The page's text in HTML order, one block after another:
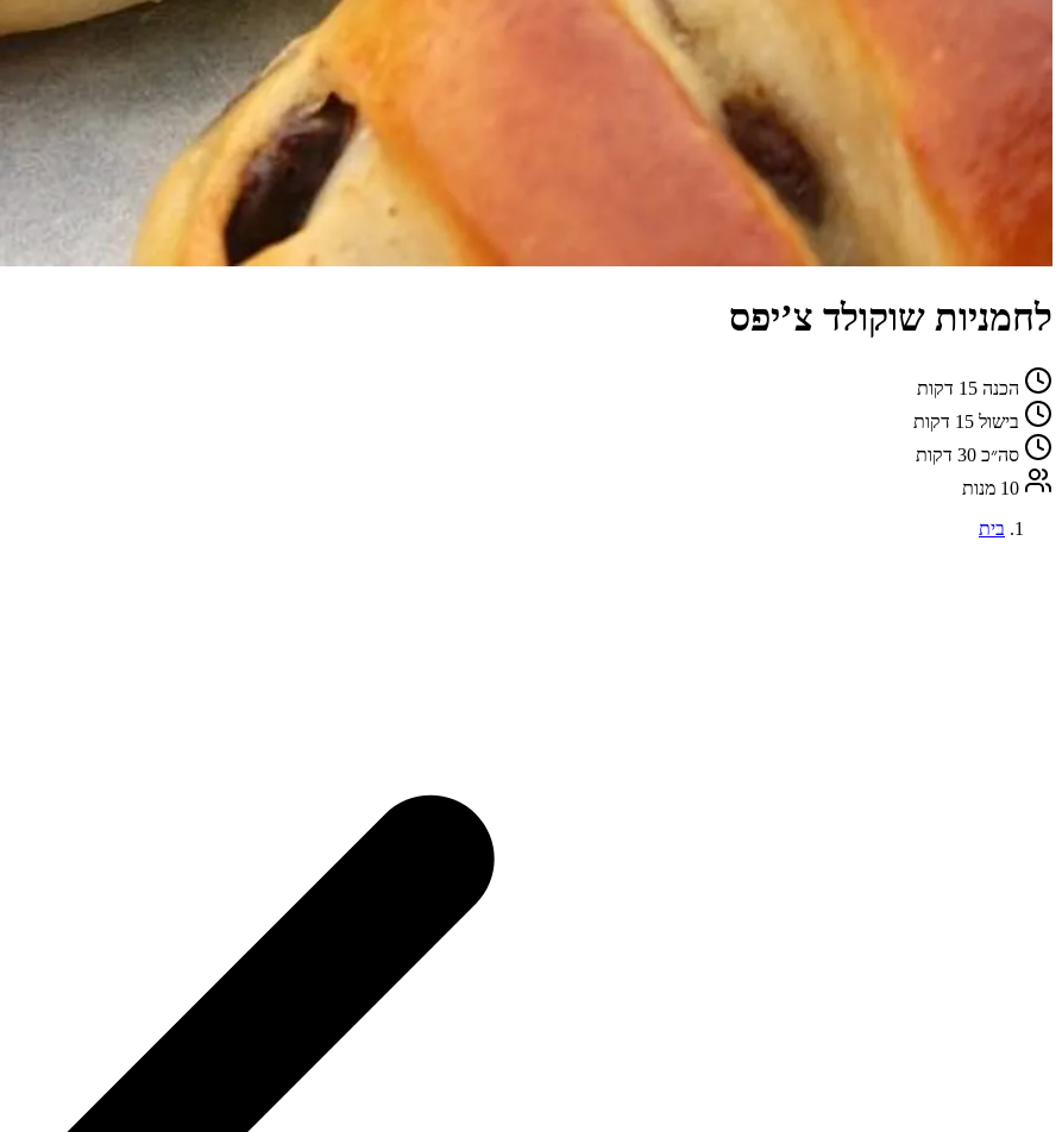
לחמניות שוקולד צ’יפס
הכנה
בישול
סה״כ
10 מנות
בית